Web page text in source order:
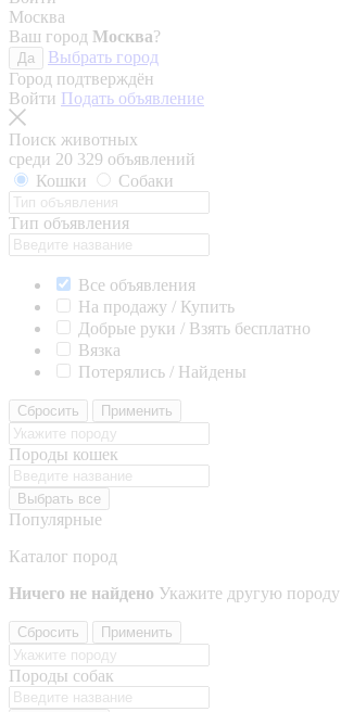
Москва
Ваш город Москва?
Да
Выбрать город
Город подтверждён
Войти Подать объявление
Поиск животных
среди 20 329 объявлений
Кошки
Собаки
Тип объявления
Все объявления
На продажу / Купить
Добрые руки / Взять бесплатно
Вязка
Потерялись / Найдены
Сбросить Применить
Породы кошек
Выбрать все
Популярные
Каталог пород
Ничего не найдено Укажите другую породу
Сбросить Применить
Породы собак